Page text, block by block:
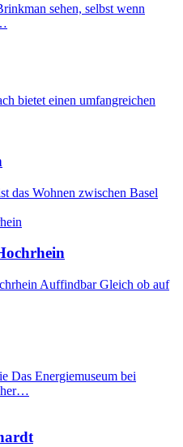
sehen, selbst wenn
bietet einen umfangreichen
das Wohnen zwischen Basel
Auffindbar Gleich ob auf
Das Energiemuseum bei